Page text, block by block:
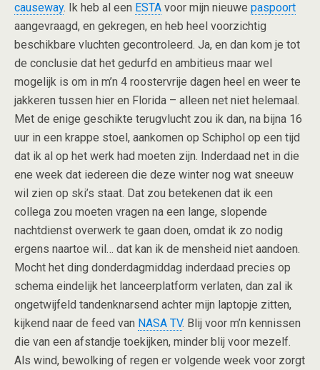
causeway. Ik heb al een ESTA voor mijn nieuwe paspoort
aangevraagd, en gekregen, en heb heel voorzichtig
beschikbare vluchten gecontroleerd. Ja, en dan kom je tot
de conclusie dat het gedurfd en ambitieus maar wel
mogelijk is om in m’n 4 roostervrije dagen heel en weer te
jakkeren tussen hier en Florida – alleen net niet helemaal.
Met de enige geschikte terugvlucht zou ik dan, na bijna 16
uur in een krappe stoel, aankomen op Schiphol op een tijd
dat ik al op het werk had moeten zijn. Inderdaad net in die
ene week dat iedereen die deze winter nog wat sneeuw
wil zien op ski’s staat. Dat zou betekenen dat ik een
collega zou moeten vragen na een lange, slopende
nachtdienst overwerk te gaan doen, omdat ik zo nodig
ergens naartoe wil… dat kan ik de mensheid niet aandoen.
Mocht het ding donderdagmiddag inderdaad precies op
schema eindelijk het lanceerplatform verlaten, dan zal ik
ongetwijfeld tandenknarsend achter mijn laptopje zitten,
kijkend naar de feed van NASA TV. Blij voor m’n kennissen
die van een afstandje toekijken, minder blij voor mezelf.
Als wind, bewolking of regen er volgende week voor zorgt